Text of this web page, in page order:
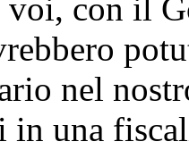
voi, con il
nel
in una